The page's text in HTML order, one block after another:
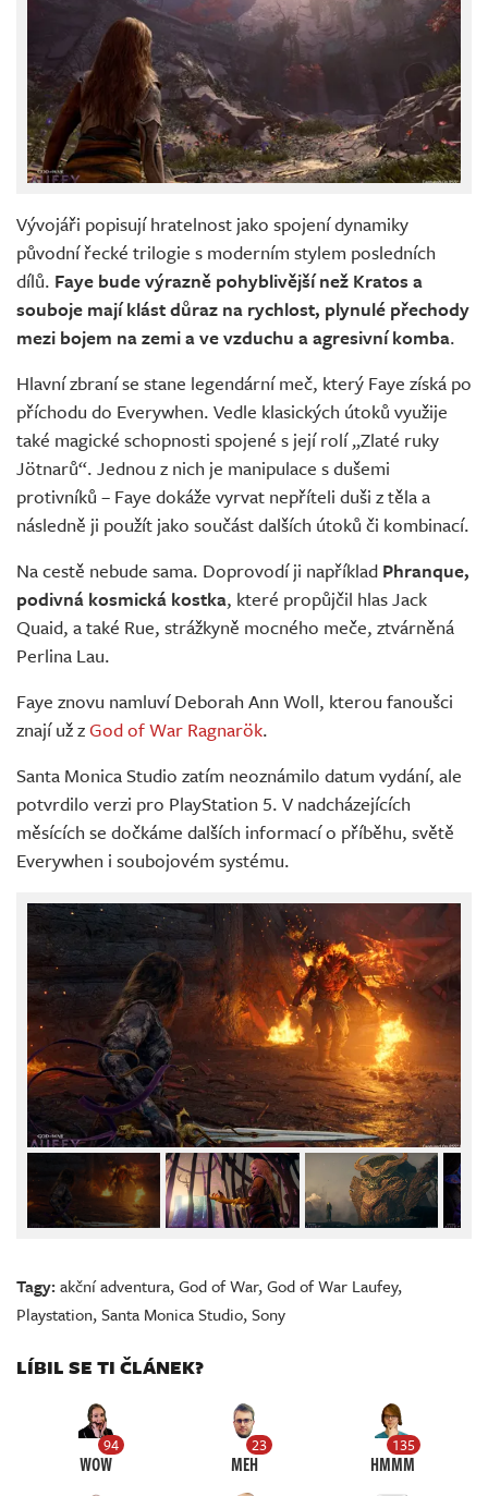
Vývojáři popisují hratelnost jako spojení dynamiky
původní řecké trilogie s moderním stylem posledních
dílů. Faye bude výrazně pohyblivější než Kratos a
souboje mají klást důraz na rychlost, plynulé přechody
mezi bojem na zemi a ve vzduchu a agresivní komba.
Hlavní zbraní se stane legendární meč, který Faye získá po
příchodu do Everywhen. Vedle klasických útoků využije
také magické schopnosti spojené s její rolí „Zlaté ruky
Jötnarů“. Jednou z nich je manipulace s dušemi
protivníků – Faye dokáže vyrvat nepříteli duši z těla a
následně ji použít jako součást dalších útoků či kombinací.
Na cestě nebude sama. Doprovodí ji například Phranque,
podivná kosmická kostka, které propůjčil hlas Jack
Quaid, a také Rue, strážkyně mocného meče, ztvárněná
Perlina Lau.
Faye znovu namluví Deborah Ann Woll, kterou fanoušci
znají už zGod of War Ragnarök.
Santa Monica Studio zatím neoznámilo datum vydání, ale
potvrdilo verzi pro PlayStation 5. V nadcházejících
měsících se dočkáme dalších informací o příběhu, světě
Everywhen i soubojovém systému.
Tagy:akční adventura,God of War,God of War Laufey,
Playstation,Santa Monica Studio,Sony
LÍBIL SE TI ČLÁNEK?
94
WOW
23
MEH
135
HMMM